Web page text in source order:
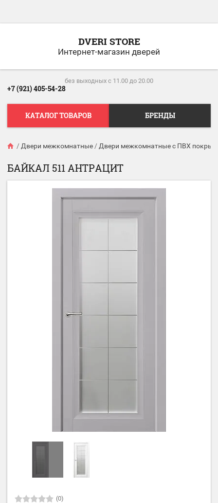
DVERI STORE
Интернет-магазин дверей
без выходных c 11.00 до 20.00
+7 (921) 405-54-28
КАТАЛОГ ТОВАРОВ БРЕНДЫ
/ Двери межкомнатные / Двери межкомнатные с ПВХ
БАЙКАЛ 511 АНТРАЦИТ
(0)